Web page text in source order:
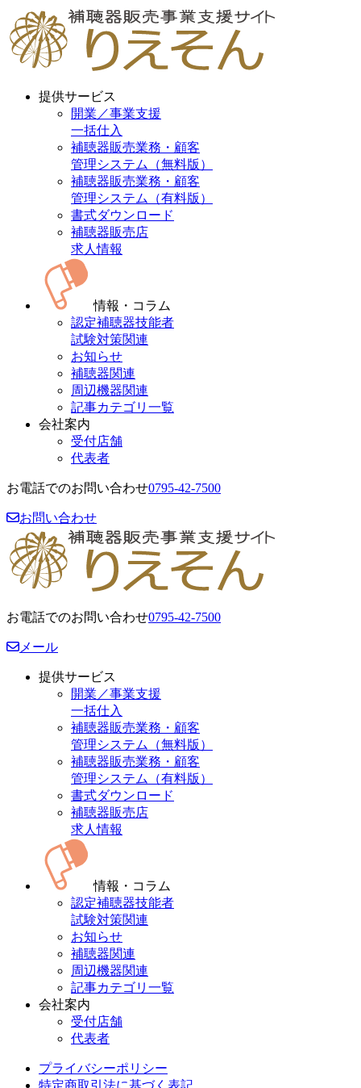
提供サービス
開業／事業支援
一括仕入
補聴器販売業務・顧客
管理システム（無料版）
補聴器販売業務・顧客
管理システム（有料版）
書式ダウンロード
補聴器販売店
求人情報
情報・コラム
認定補聴器技能者
試験対策関連
お知らせ
補聴器関連
周辺機器関連
記事カテゴリ一覧
会社案内
受付店舗
代表者
お電話でのお問い合わせ0795-42-7500
お問い合わせ
お電話でのお問い合わせ0795-42-7500
メール
提供サービス
開業／事業支援
一括仕入
補聴器販売業務・顧客
管理システム（無料版）
補聴器販売業務・顧客
管理システム（有料版）
書式ダウンロード
補聴器販売店
求人情報
情報・コラム
認定補聴器技能者
試験対策関連
お知らせ
補聴器関連
周辺機器関連
記事カテゴリ一覧
会社案内
受付店舗
代表者
プライバシーポリシー
特定商取引法に基づく表記